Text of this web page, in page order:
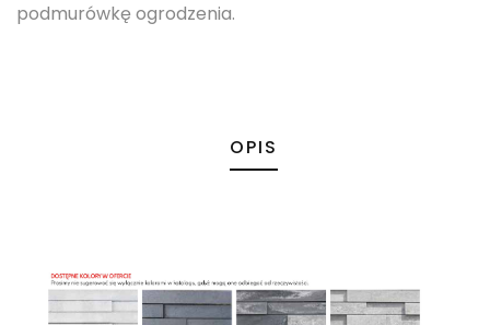
podmurówkę ogrodzenia.
OPIS